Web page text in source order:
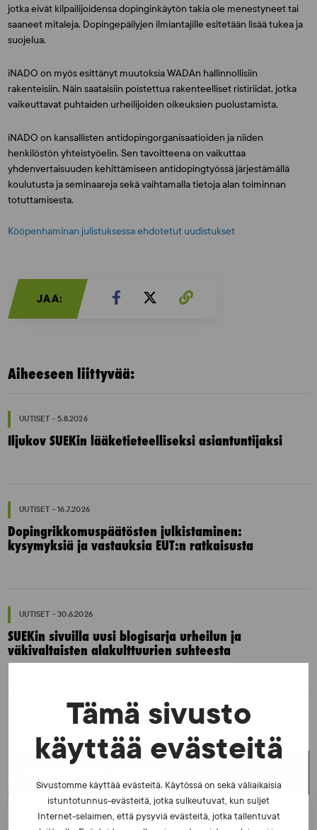
Tämä sivusto
käyttää evästeitä
Sivustomme käyttää evästeitä. Käytössä on sekä väliaikaisia
istuntotunnus-evästeitä, jotka sulkeutuvat, kun suljet
Internet-selaimen, että pysyviä evästeitä, jotka tallentuvat
jotka eivät kilpailijoidensa dopinginkäytön takia ole menestyneet tai
saaneet mitaleja. Dopingepäilyjen ilmiantajille esitetään lisää tukea ja
suojelua.
iNADO on myös esittänyt muutoksia WADAn hallinnollisiin
rakenteisiin. Näin saataisiin poistettua rakenteelliset ristiriidat, jotka
vaikeuttavat puhtaiden urheilijoiden oikeuksien puolustamista.
iNADO on kansallisten antidopingorganisaatioiden ja niiden
henkilöstön yhteistyöelin. Sen tavoitteena on vaikuttaa
yhdenvertaisuuden kehittämiseen antidopingtyössä järjestämällä
koulutusta ja seminaareja sekä vaihtamalla tietoja alan toiminnan
totuttamisesta.
Kööpenhaminan julistuksessa ehdotetut uudistukset
JAA:
Aiheeseen liittyvää:
UUTISET - 5.8.2026
Iljukov SUEKin lääketieteelliseksi asiantuntijaksi
UUTISET - 16.7.2026
Dopingrikkomuspäätösten julkistaminen:
kysymyksiä ja vastauksia EUT:n ratkaisusta
UUTISET - 30.6.2026
SUEKin sivuilla uusi blogisarja urheilun ja
väkivaltaisten alakulttuurien suhteesta
UUTISET - 5.8.2026